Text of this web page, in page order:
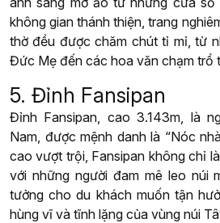
không gian thánh thiện, trang
thờ đều được chăm chút tỉ mỉ, từ
Đức Mẹ đến các hoa văn chạm trổ
5. Đỉnh Fansipan
Đỉnh Fansipan, cao 3.143m, là
Nam, được mệnh danh là “Nóc
cao vượt trội, Fansipan không chỉ
với những người đam mê leo núi
tưởng cho du khách muốn tận
hùng vĩ và tĩnh lặng của vùng núi